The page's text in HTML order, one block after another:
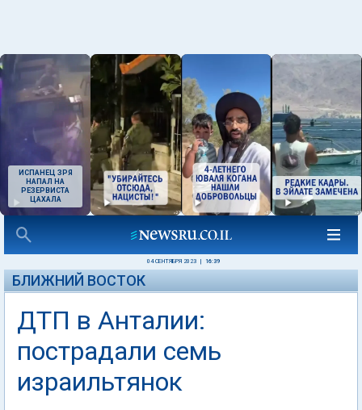
ИСПАНЕЦ ЗРЯ
НАПАЛ НА
РЕЗЕРВИСТА
ЦАХАЛА
04 СЕНТЯБРЯ 2023 16:39
БЛИЖНИЙ ВОСТОК
ДТП в Анталии:
пострадали семь
израильтянок